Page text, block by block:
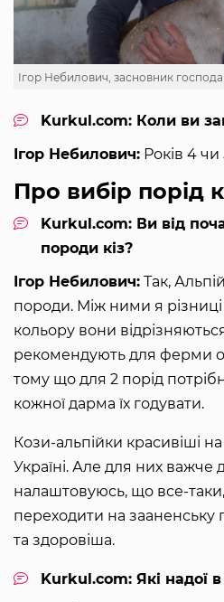
Ігор Небилович, засновник
Kurkul.com: Коли ви
Ігор Небилович: Років 4 чи
Про вибір порід
Kurkul.com: Ви від
породи кіз?
Ігор Небилович: Так,
породи. Між ними я різниці
кольору вони
рекомендують для ферми
тому що для 2 порід
кожної дарма їх годувати.
Кози-альпійки красивіші
Україні. Але для них важче
налаштовуюсь, що все-
переходити на зааненську
та здоровіша.
Kurkul.com: Які надої